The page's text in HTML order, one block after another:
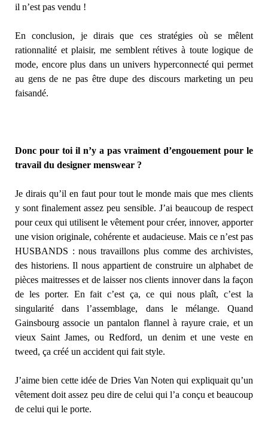
il n’est pas vendu !
En conclusion, je dirais que ces stratégies où se mêlent
rationnalité et plaisir, me semblent rétives à toute logique de
mode, encore plus dans un univers hyperconnecté qui permet
au gens de ne pas être dupe des discours marketing un peu
faisandé.
Donc pour toi il n’y a pas vraiment d’engouement pour le
travail du designer menswear ?
Je dirais qu’il en faut pour tout le monde mais que mes clients
y sont finalement assez peu sensible. J’ai beaucoup de respect
pour ceux qui utilisent le vêtement pour créer, innover, apporter
une vision originale, cohérente et audacieuse. Mais ce n’est pas
HUSBANDS : nous travaillons plus comme des archivistes,
des historiens. Il nous appartient de construire un alphabet de
pièces maitresses et de laisser nos clients innover dans la façon
de les porter. En fait c’est ça, ce qui nous plaît, c’est la
singularité dans l’assemblage, dans le mélange. Quand
Gainsbourg associe un pantalon flannel à rayure craie, et un
vieux Saint James, ou Redford, un denim et une veste en
tweed, ça créé un accident qui fait style.
J’aime bien cette idée de Dries Van Noten qui expliquait qu’un
vêtement doit assez peu dire de celui qui l’a conçu et beaucoup
de celui qui le porte.